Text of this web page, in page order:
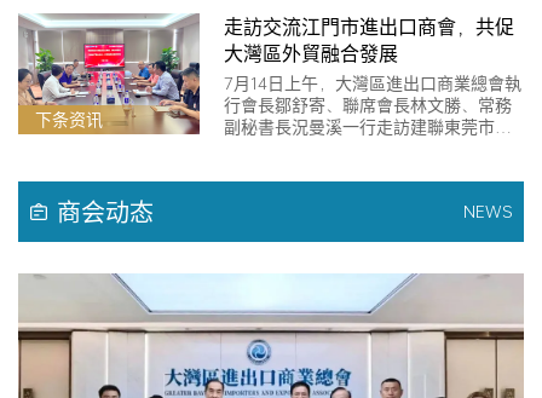
長陳耀深、秘書長張樹清及相關會員企
業等進行深入交流。
下条资讯
走訪交流江門市進出口商會，共促
大灣區外貿融合發展
7月14日上午，大灣區進出口商業總會執
行會長鄒舒寄、聯席會長林文勝、常務
副秘書長況曼溪一行走訪建聯東莞市外
商会动态 NEWS